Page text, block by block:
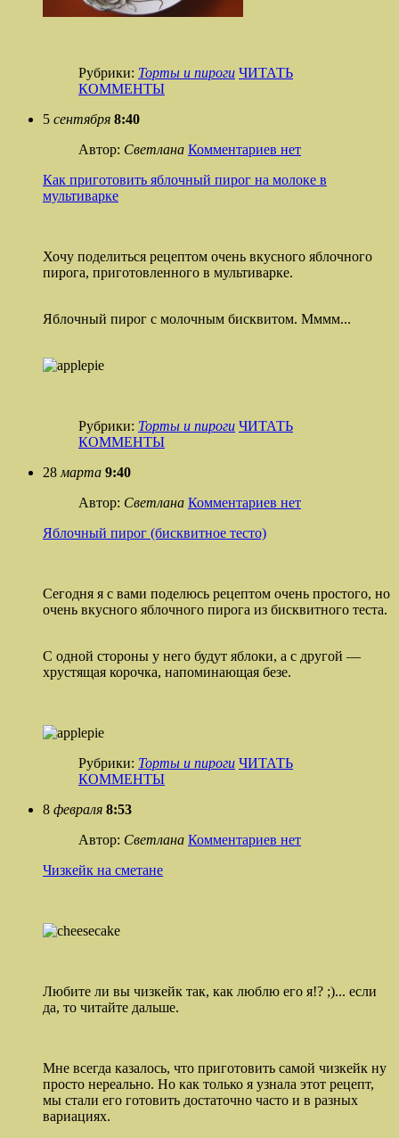
Рубрики: Торты и пироги ЧИТАТЬ
КОММЕНТЫ
5 сентября 8:40
Автор: Светлана Комментариев нет
Как приготовить яблочный пирог на молоке в
мультиварке
Хочу поделиться рецептом очень вкусного яблочного
пирога, приготовленного в мультиварке.
Яблочный пирог с молочным бисквитом. Мммм...
Рубрики: Торты и пироги ЧИТАТЬ
КОММЕНТЫ
28 марта 9:40
Автор: Светлана Комментариев нет
Яблочный пирог (бисквитное тесто)
Сегодня я с вами поделюсь рецептом очень простого, но
очень вкусного яблочного пирога из бисквитного теста.
С одной стороны у него будут яблоки, а с другой —
хрустящая корочка, напоминающая безе.
Рубрики: Торты и пироги ЧИТАТЬ
КОММЕНТЫ
8 февраля 8:53
Автор: Светлана Комментариев нет
Чизкейк на сметане
Любите ли вы чизкейк так, как люблю его я!? ;)... если
да, то читайте дальше.
Мне всегда казалось, что приготовить самой чизкейк ну
просто нереально. Но как только я узнала этот рецепт,
мы стали его готовить достаточно часто и в разных
вариациях.